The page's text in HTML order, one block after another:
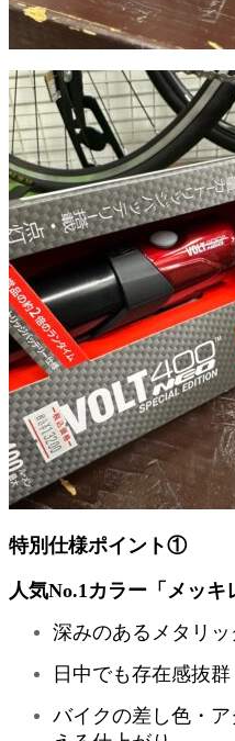
特別仕様ポイント①
人気No.1カラー「メッキ
深みのあるメタリッ
日中でも存在感抜群
バイクの差し色・